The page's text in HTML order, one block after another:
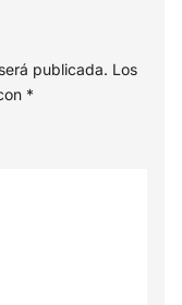
publicada. Los
*